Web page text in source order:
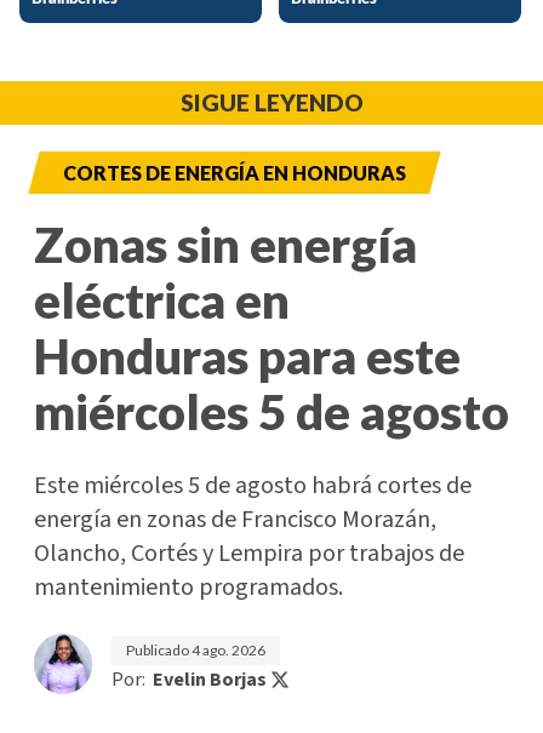
SIGUE LEYENDO
CORTES DE ENERGÍA EN HONDURAS
Zonas sin energía
eléctrica en
Honduras para este
miércoles 5 de agosto
Este miércoles 5 de agosto habrá cortes de
energía en zonas de Francisco Morazán,
Olancho, Cortés y Lempira por trabajos de
mantenimiento programados.
Publicado4 ago. 2026
Por: Evelin Borjas